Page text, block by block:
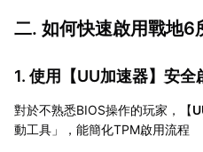
二. 如何快速啟用戰地6
1. 使用【UU加速器】安全
對於不熟悉BIOS操作的玩家，【
動工具」，能簡化TPM啟用流程